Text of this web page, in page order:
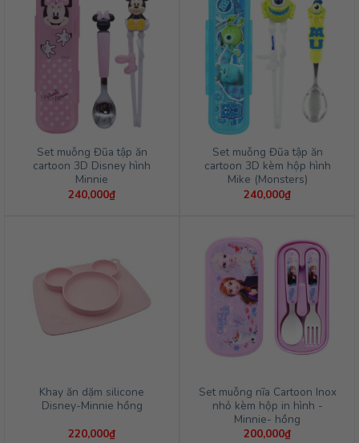
Set muỗng Đũa tập ăn
cartoon 3D Disney hình
Minnie
240,000₫
Set muỗng Đũa tập ăn
cartoon 3D kèm hộp hình
Mike (Monsters)
240,000₫
Khay ăn dặm silicone
Disney-Minnie hồng
220,000₫
Set muỗng nĩa Cartoon Inox
nhỏ kèm hộp in hình -
Minnie- hồng
200,000₫